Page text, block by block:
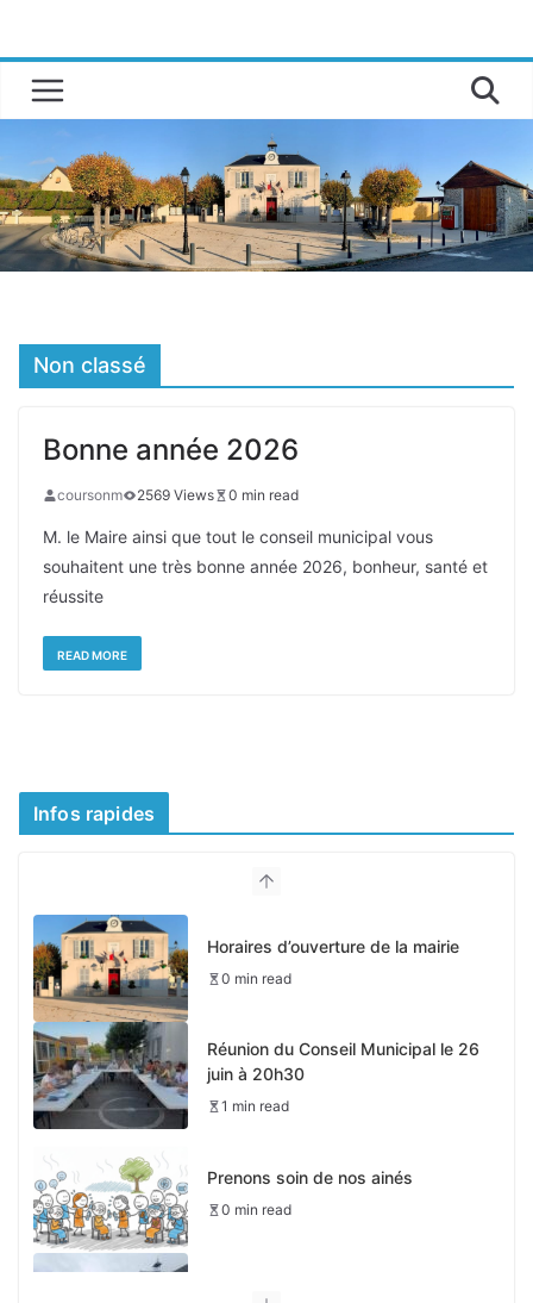
contenu
Non classé
Bonne année 2026
coursonm 2569 Views 0 min read
M. le Maire ainsi que tout le conseil municipal vous
souhaitent une très bonne année 2026, bonheur, santé et
réussite
READ MORE
Infos rapides
Horaires d’ouverture de la mairie
0 min read
Réunion du Conseil Municipal le 26
juin à 20h30
1 min read
Prenons soin de nos ainés
0 min read